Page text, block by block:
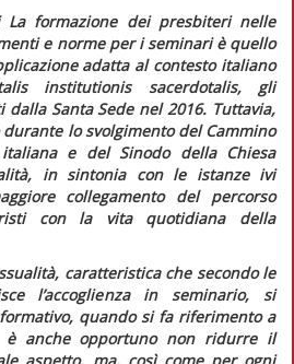
La formazione dei presbiteri nelle
e norme per i seminariè quello
adatta al contesto italiano
institutionis sacerdotalis,gli
Santa Sede nel 2016. Tuttavia,
lo svolgimento del Cammino
e del Sinodo della Chiesa
in sintonia con le istanze ivi
collegamento del percorso
con la vita quotidiana della
caratteristica che secondo le
l’accoglienza in seminario, si
quando si fa riferimento a
è anche opportuno non ridurre il